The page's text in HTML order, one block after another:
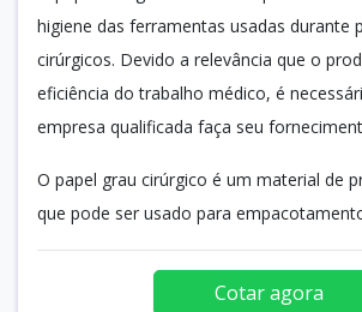
higiene das ferramentas usadas durante
cirúrgicos. Devido a relevância que o
eficiência do trabalho médico, é
empresa qualificada faça seu
O papel grau cirúrgico é um material de
que pode ser usado para
Cotar agora